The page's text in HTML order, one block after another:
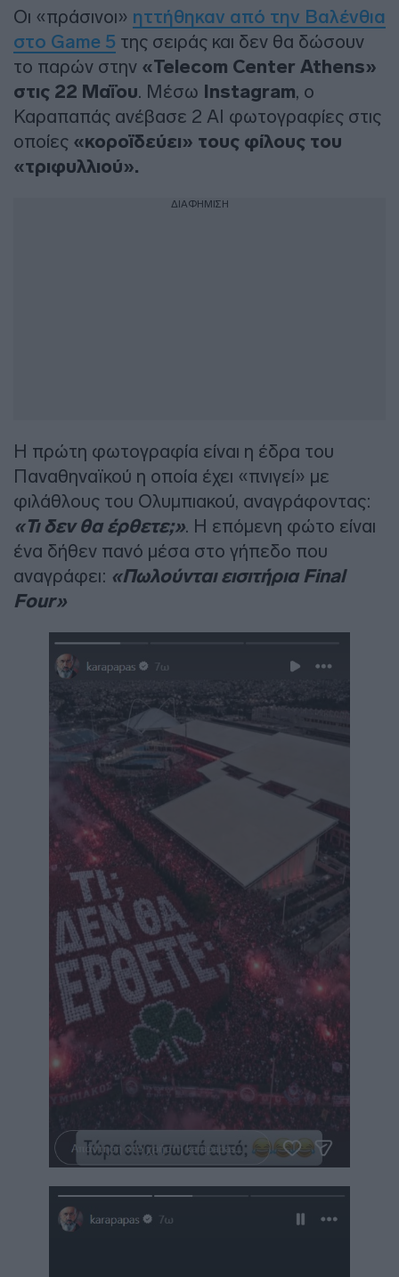
Οι «πράσινοι» ηττήθηκαν από την Βαλένθια
στο Game 5 της σειράς και δεν θα δώσουν
το παρών στην «Telecom Center Athens»
στις 22 Μαΐου. Μέσω Instagram, ο
Καραπαπάς ανέβασε 2 ΑΙ φωτογραφίες στις
οποίες «κοροϊδεύει» τους φίλους του
«τριφυλλιού».
ΔΙΑΦΗΜΙΣΗ
Η πρώτη φωτογραφία είναι η έδρα του
Παναθηναϊκού η οποία έχει «πνιγεί» με
φιλάθλους του Ολυμπιακού, αναγράφοντας:
«Τι δεν θα έρθετε;». Η επόμενη φώτο είναι
ένα δήθεν πανό μέσα στο γήπεδο που
αναγράφει: «Πωλούνται εισιτήρια Final
Four»